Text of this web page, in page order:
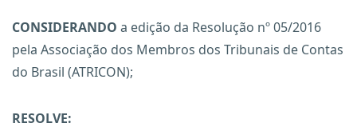
CONSIDERANDO a edição da Resolução nº 05/2016
pela Associação dos Membros dos Tribunais de Contas
do Brasil (ATRICON);
RESOLVE: